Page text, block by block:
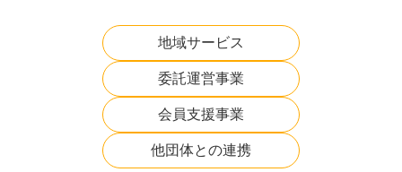
地域サービス
委託運営事業
会員支援事業
他団体との連携